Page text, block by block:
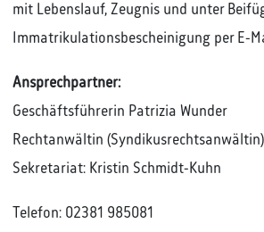
mit Lebenslauf, Zeugnis und unter
Immatrikulationsbescheinigung per E-
Ansprechpartner:
Geschäftsführerin Patrizia Wunder
Rechtanwältin (Syndikusrechtsanwältin)
Sekretariat: Kristin Schmidt-Kuhn
Telefon: 02381 985081